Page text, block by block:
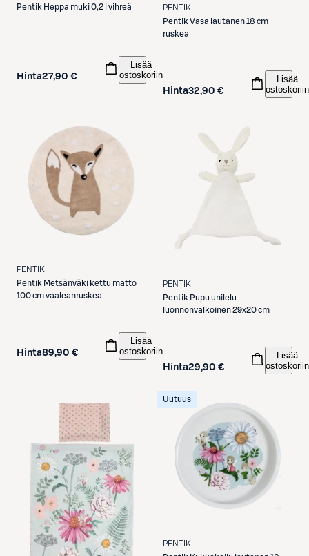
Pentik Heppa muki 0,2 l vihreä
Hinta27,90 €
Lisää
ostoskoriin
PENTIK
PentikVasa lautanen 18 cm
ruskea
Hinta32,90 €
Lisää
ostoskoriin
PENTIK
Pentik Metsänväki kettu matto
100 cm vaaleanruskea
Hinta89,90 €
Lisää
ostoskoriin
PENTIK
Pentik Pupu unilelu
luonnonvalkoinen 29x20 cm
Hinta29,90 €
Lisää
ostoskoriin
Uutuus
PENTIK